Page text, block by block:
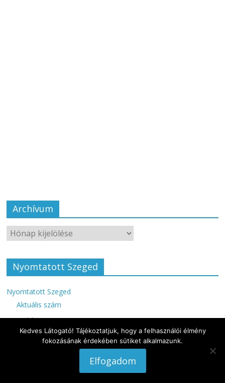
Archívum
Nyomtatott Szeged
Nyomtatott Szeged
Aktuális szám
Archívum
Kedves Látogató! Tájékoztatjuk, hogy a felhasználói élmény
fokozásának érdekében sütiket alkalmazunk.
Elfogadom